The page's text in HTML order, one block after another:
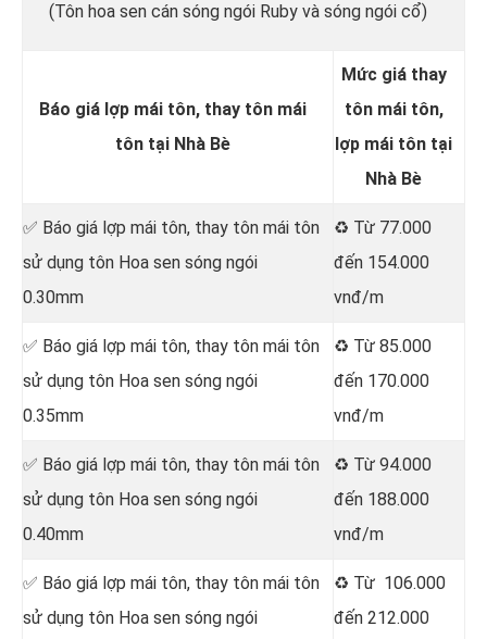
(Tôn hoa sen cán sóng ngói Ruby và sóng ngói cổ)
Báo giá lợp mái tôn, thay tôn mái
tôn tại Nhà Bè
Mức giá thay
tôn mái tôn,
lợp mái tôn tại
Nhà Bè
✅ Báo giá lợp mái tôn, thay tôn mái tôn
sử dụng tôn Hoa sen sóng ngói
0.30mm
♻️ Từ 77.000
đến 154.000
vnđ/m
✅ Báo giá lợp mái tôn, thay tôn mái tôn
sử dụng tôn Hoa sen sóng ngói
0.35mm
♻️ Từ 85.000
đến 170.000
vnđ/m
✅ Báo giá lợp mái tôn, thay tôn mái tôn
sử dụng tôn Hoa sen sóng ngói
0.40mm
♻️ Từ 94.000
đến 188.000
vnđ/m
✅ Báo giá lợp mái tôn, thay tôn mái tôn
sử dụng tôn Hoa sen sóng ngói
♻️ Từ 106.000
đến 212.000